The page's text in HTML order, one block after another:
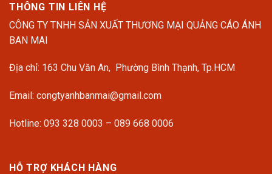
THÔNG TIN LIÊN HỆ
CÔNG TY TNHH SẢN XUẤT THƯƠNG MẠI QUẢNG CÁO ÁNH
BAN MAI
Địa chỉ: 163 Chu Văn An, Phường Bình Thạnh, Tp.HCM
Email: congtyanhbanmai@gmail.com
Hotline: 093 328 0003 – 089 668 0006
HỖ TRỢ KHÁCH HÀNG